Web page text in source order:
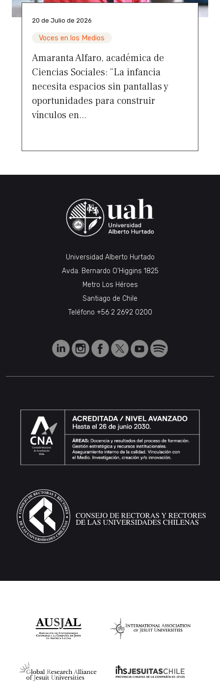
20 de Julio de 2026
Voces en los Medios
Amaranta Alfaro, académica de
Ciencias Sociales: “La infancia
necesita espacios sin pantallas y
oportunidades para construir
vínculos en...
Universidad Alberto Hurtado
Avda. Bernardo O’Higgins 1825
Metro Los Héroes
Santiago de Chile
Teléfono +56 2 2692 0200